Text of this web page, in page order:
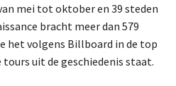
mei tot oktober en 39 steden
bracht meer dan 579
het volgens Billboard in de top
tours uit de geschiedenis staat.